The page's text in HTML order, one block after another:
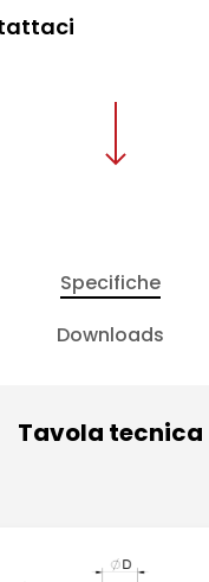
Specifiche
Downloads
Tavola tecnica